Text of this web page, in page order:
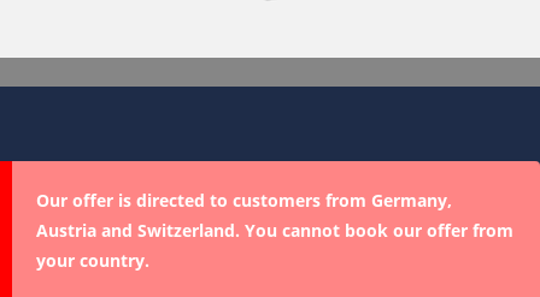
Our offer is directed to customers from Germany,
Austria and Switzerland. You cannot book our offer from
your country.